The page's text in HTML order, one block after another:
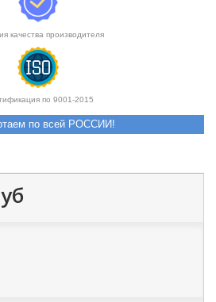
качества производителя
по 9001-2015
по всей РОССИИ!